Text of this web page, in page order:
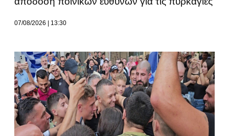
07/08/2026 13:30